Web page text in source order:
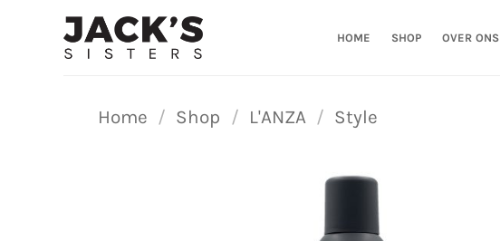
HOME SHOP OVER ONS
Home / Shop / L'ANZA / Style